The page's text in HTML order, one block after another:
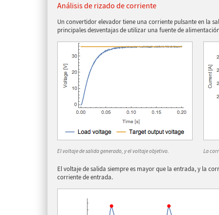
Análisis de rizado de corriente
Un convertidor elevador tiene una corriente pulsante en la
principales desventajas de utilizar una fuente de
El voltaje de salida generado, y el voltaje objetivo. La
El voltaje de salida siempre es mayor que la entrada, y la
corriente de entrada.